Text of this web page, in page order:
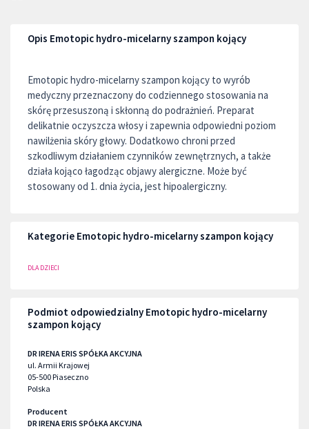
Opis Emotopic hydro-micelarny szampon kojący
Emotopic hydro-micelarny szampon kojący to wyrób
medyczny przeznaczony do codziennego stosowania na
skórę przesuszoną i skłonną do podrażnień. Preparat
delikatnie oczyszcza włosy i zapewnia odpowiedni poziom
nawilżenia skóry głowy. Dodatkowo chroni przed
szkodliwym działaniem czynników zewnętrznych, a także
działa kojąco łagodząc objawy alergiczne. Może być
stosowany od 1. dnia życia, jest hipoalergiczny.
Kategorie Emotopic hydro-micelarny szampon kojący
DLA DZIECI
Podmiot odpowiedzialny Emotopic hydro-micelarny
szampon kojący
DR IRENA ERIS SPÓŁKA AKCYJNA
ul. Armii Krajowej
05-500Piaseczno
Polska
Producent
DR IRENA ERIS SPÓŁKA AKCYJNA